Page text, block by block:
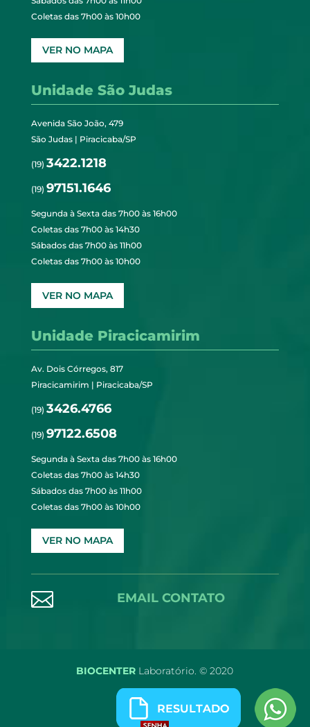
Coletas das 7h00 às 10h00
VER NO MAPA
Unidade São Judas
Avenida São João, 479
São Judas | Piracicaba/SP
(19) 3422.1218
(19) 97151.1646
Segunda à Sexta das 7h00 às 16h00
Coletas das 7h00 às 14h30
Sábados das 7h00 às 11h00
Coletas das 7h00 às 10h00
VER NO MAPA
Unidade Piracicamirim
Av. Dois Córregos, 817
Piracicamirim | Piracicaba/SP
(19) 3426.4766
(19) 97122.6508
Segunda à Sexta das 7h00 às 16h00
Coletas das 7h00 às 14h30
Sábados das 7h00 às 11h00
Coletas das 7h00 às 10h00
VER NO MAPA
 EMAIL CONTATO
BIOCENTER Laboratório. © 2020